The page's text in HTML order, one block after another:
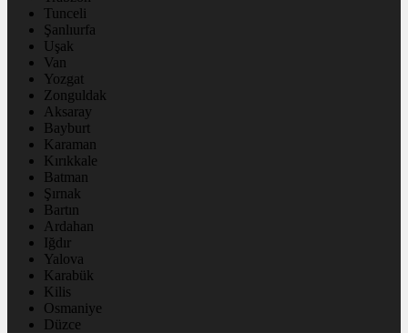
Tunceli
Şanlıurfa
Uşak
Van
Yozgat
Zonguldak
Aksaray
Bayburt
Karaman
Kırıkkale
Batman
Şırnak
Bartın
Ardahan
Iğdır
Yalova
Karabük
Kilis
Osmaniye
Düzce